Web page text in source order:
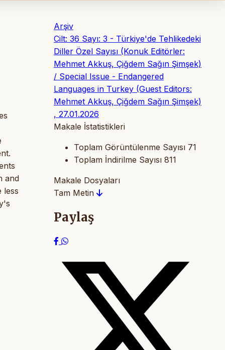
and
less
Arşiv
Cilt: 36 Sayı: 3 - Türkiye'de Tehlikedeki
Diller Özel Sayısı (Konuk Editörler:
Mehmet Akkuş, Çiğdem Sağın Şimşek)
/ Special Issue - Endangered
Languages in Turkey (Guest Editors:
Mehmet Akkuş, Çiğdem Sağın Şimşek)
, 27.01.2026
Makale İstatistikleri
Toplam Görüntülenme Sayısı 71
Toplam İndirilme Sayısı 811
Makale Dosyaları
Tam Metin
Paylaş